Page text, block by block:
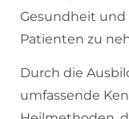
Gesundheit
Patienten zu
Durch die
umfassende